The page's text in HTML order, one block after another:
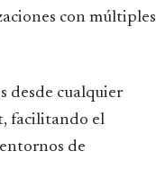
con múltiples
desde cualquier
facilitando el
de